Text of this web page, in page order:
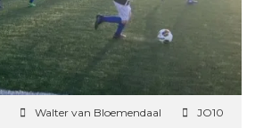
Walter van Bloemendaal
JO10